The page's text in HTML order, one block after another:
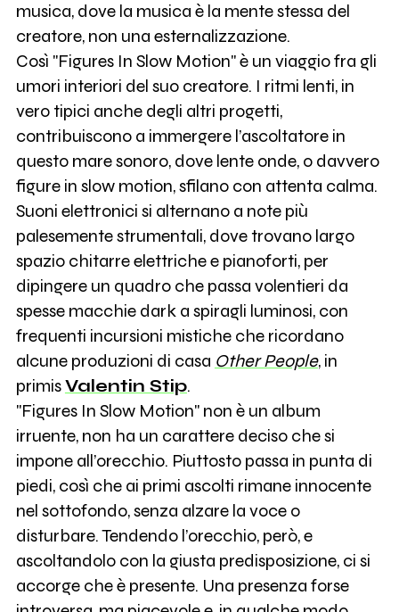
musica, dove la musica è la mente stessa del
creatore, non una esternalizzazione.
Così "Figures In Slow Motion" è un viaggio fra gli
umori interiori del suo creatore. I ritmi lenti, in
vero tipici anche degli altri progetti,
contribuiscono a immergere l’ascoltatore in
questo mare sonoro, dove lente onde, o davvero
figure in slow motion, sfilano con attenta calma.
Suoni elettronici si alternano a note più
palesemente strumentali, dove trovano largo
spazio chitarre elettriche e pianoforti, per
dipingere un quadro che passa volentieri da
spesse macchie dark a spiragli luminosi, con
frequenti incursioni mistiche che ricordano
alcune produzioni di casa Other People, in
primisValentin Stip.
"Figures In Slow Motion" non è un album
irruente, non ha un carattere deciso che si
impone all’orecchio. Piuttosto passa in punta di
piedi, così che ai primi ascolti rimane innocente
nel sottofondo, senza alzare la voce o
disturbare. Tendendo l’orecchio, però, e
ascoltandolo con la giusta predisposizione, ci si
accorge che è presente. Una presenza forse